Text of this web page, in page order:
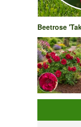
Beetrose